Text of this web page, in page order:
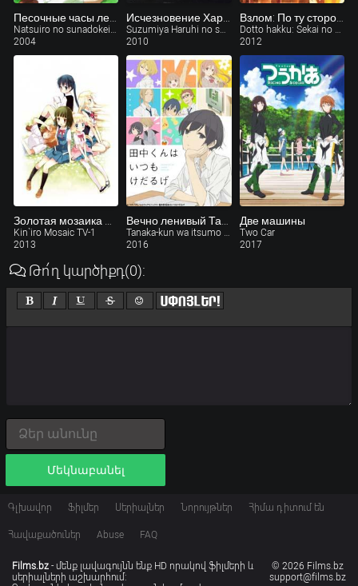
2004
2010
Взлом: По ту сторону мира
2012
Kin`iro Mosaic TV-1
2013
2016
Две машины
Two Car
2017
Թո՛ղ կարծիքդ(0):
Մեկնաբանել
Գլխավոր Ֆիլմեր Սերիալներ Նորույթներ Հիմա դիտում են
Հավաքածուներ Abuse FAQ
© 2026 Films.bz
support@films.bz
Films.bz - մենք լավագույնն ենք HD որակով ֆիլմերի և
սերիալների աշխարհում: